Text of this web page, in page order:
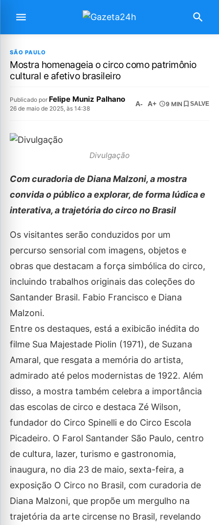
SÃO PAULO
Mostra homenageia o circo como patrimônio
cultural e afetivo brasileiro
Publicado por Felipe Muniz Palhano
26 de maio de 2025, às 14:38
A- A+ 9 MIN SALVE
Divulgação
Com curadoria de Diana Malzoni, a mostra
convida o público a explorar, de forma lúdica e
interativa, a trajetória do circo no Brasil
Os visitantes serão conduzidos por um
percurso sensorial com imagens, objetos e
obras que destacam a força simbólica do circo,
incluindo trabalhos originais das coleções do
Santander Brasil. Fabio Francisco e Diana
Malzoni.
Entre os destaques, está a exibicão inédita do
filme Sua Majestade Piolin (1971), de Suzana
Amaral, que resgata a memória do artista,
admirado até pelos modernistas de 1922. Além
disso, a mostra também celebra a importância
das escolas de circo e destaca Zé Wilson,
fundador do Circo Spinelli e do Circo Escola
Picadeiro. O Farol Santander São Paulo, centro
de cultura, lazer, turismo e gastronomia,
inaugura, no dia 23 de maio, sexta-feira, a
exposição O Circo no Brasil, com curadoria de
Diana Malzoni, que propõe um mergulho na
trajetória da arte circense no Brasil, revelando